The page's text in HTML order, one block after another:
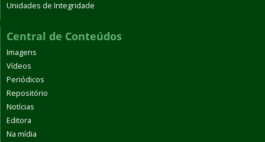
Unidades de Integridade
Central de Conteúdos
Imagens
Vídeos
Periódicos
Repositório
Notícias
Editora
Na mídia